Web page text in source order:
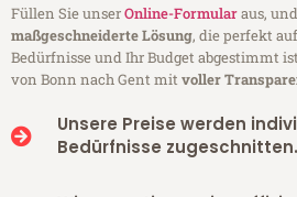
Füllen Sie unserOnline-Formularaus,
maßgeschneiderte Lösung, die perfekt
Bedürfnisse und Ihr Budget abgestimmt
von Bonn nach Gent mitvoller
Unsere Preise werden
Bedürfnisse zugeschnitten.